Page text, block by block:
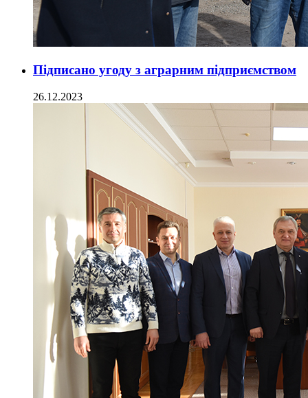
Підписано угоду з аграрним підприємством
26.12.2023